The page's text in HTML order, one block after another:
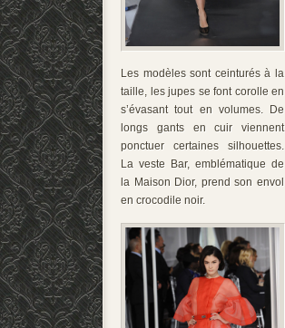
Les modèles sont ceinturés à la
taille, les jupes se font corolle en
s’évasant tout en volumes. De
longs gants en cuir viennent
ponctuer certaines silhouettes.
La veste Bar, emblématique de
la Maison Dior, prend son envol
en crocodile noir.